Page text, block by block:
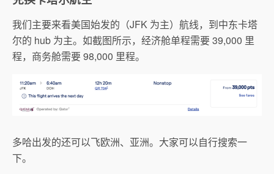
我们主要来看美国始发的（JFK 为主）航线，到中东卡塔
尔的 hub 为主。如截图所示，经济舱单程需要 39,000 里
程，商务舱需要 98,000 里程。
多哈出发的还可以飞欧洲、亚洲。大家可以自行搜索一
下。